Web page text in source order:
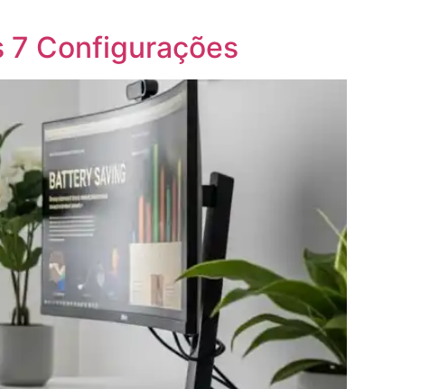
7 Configurações